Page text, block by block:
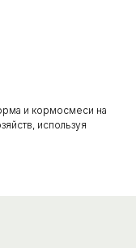
и кормосмеси на
используя